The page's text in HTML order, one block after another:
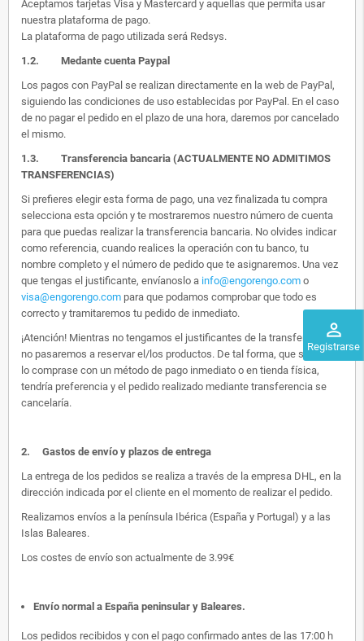
perm_identity
Registrarse
Aceptamos tarjetas Visa y Mastercard y aquellas que permita usar
nuestra plataforma de pago.
La plataforma de pago utilizada será Redsys.
1.2. Medante cuenta Paypal
Los pagos con PayPal se realizan directamente en la web de PayPal,
siguiendo las condiciones de uso establecidas por PayPal. En el caso
de no pagar el pedido en el plazo de una hora, daremos por cancelado
el mismo.
1.3. Transferencia bancaria (ACTUALMENTE NO ADMITIMOS
TRANSFERENCIAS)
Si prefieres elegir esta forma de pago, una vez finalizada tu compra
selecciona esta opción y te mostraremos nuestro número de cuenta
para que puedas realizar la transferencia bancaria. No olvides indicar
como referencia, cuando realices la operación con tu banco, tu
nombre completo y el número de pedido que te asignaremos. Una vez
que tengas el justificante, envíanoslo a info@engorengo.com o
visa@engorengo.com para que podamos comprobar que todo es
correcto y tramitaremos tu pedido de inmediato.
¡Atención! Mientras no tengamos el justificantes de la transferencia,
no pasaremos a reservar el/los productos. De tal forma, que si alguien
lo comprase con un método de pago inmediato o en tienda física,
tendría preferencia y el pedido realizado mediante transferencia se
cancelaría.
2. Gastos de envío y plazos de entrega
La entrega de los pedidos se realiza a través de la empresa DHL, en la
dirección indicada por el cliente en el momento de realizar el pedido.
Realizamos envíos a la península Ibérica (España y Portugal) y a las
Islas Baleares.
Los costes de envío son actualmente de 3.99€
Envío normal a España peninsular y Baleares.
Los pedidos recibidos y con el pago confirmado antes de las 17:00 h